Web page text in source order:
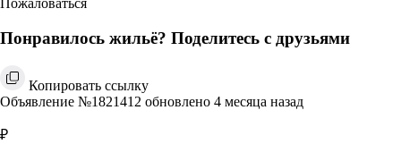
Пожаловаться
Понравилось жильё? Поделитесь с друзьями
Копировать ссылку
Объявление №1821412 обновлено 4 месяца назад
₽